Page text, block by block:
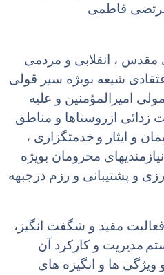
فاطمی
مقدس ، انقلابی و مردمی
شیعه بویژه سیر قولی
امیرالمؤمنین و علیه
زدائی ازروستاها و مناطق
و ایثار و خدمتگزاری ،
محرومان بویژه
و پشتیبانی و رزم درجبهه
مفید و شگفت انگیز،
مدیریت و کارکرد آن
ها و انگیزه های